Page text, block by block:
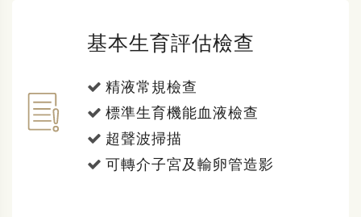
基本生育評估檢查
精液常規檢查
標準生育機能血液檢查
超聲波掃描
可轉介子宮及輸卵管造影